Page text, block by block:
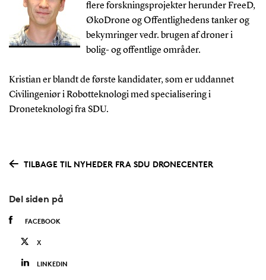
flere forskningsprojekter herunder FreeD,
ØkoDrone og Offentlighedens tanker og
bekymringer vedr. brugen af droner i
bolig- og offentlige områder.
Kristian er blandt de første kandidater, som er uddannet
Civilingeniør i Robotteknologi med specialisering i
Droneteknologi fra SDU.
TILBAGE TIL NYHEDER FRA SDU DRONECENTER
Del siden på
FACEBOOK
X
LINKEDIN